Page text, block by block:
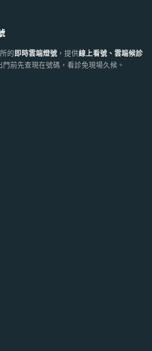
的 即時雲端燈號 ，提供線上看號、雲端候診
前先查現在號碼，看診免現場久候。